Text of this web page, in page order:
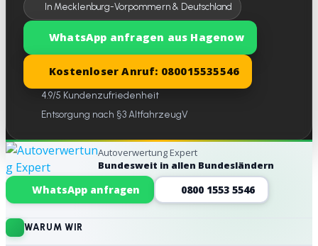
In Mecklenburg-Vorpommern & Deutschland
WhatsApp anfragen aus Hagenow
Kostenloser Anruf: 080015535546
4.9/5 Kundenzufriedenheit
Entsorgung nach §3 AltfahrzeugV
Website-Footer
Autoverwertung Expert
Bundesweit in allen Bundesländern
WhatsApp anfragen 0800 1553 5546
WARUM WIR